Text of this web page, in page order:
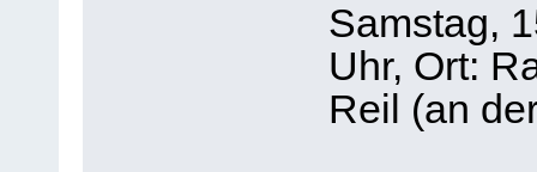
Samstag,
Uhr, Ort:
Reil (an